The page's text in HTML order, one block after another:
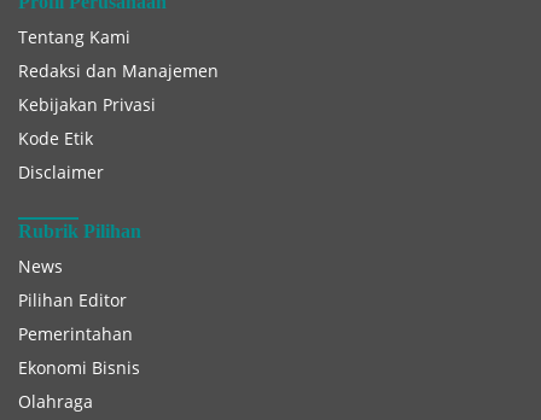
Tentang Kami
Redaksi dan Manajemen
Kebijakan Privasi
Kode Etik
Disclaimer
Rubrik Pilihan
News
Pilihan Editor
Pemerintahan
Ekonomi Bisnis
Olahraga